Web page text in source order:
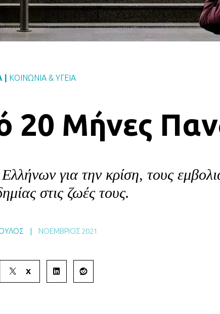
ΚΟΙΝΩΝΙΑ & ΥΓΕΙΑ
20 Μήνες
για την κρίση, τους
στις ζωές τους.
| ΝΟΈΜΒΡΙΟΣ 2021
X